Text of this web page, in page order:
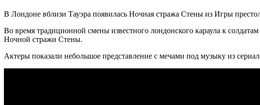
В Лондоне вблизи Тауэра появилась Ночная стража Стены из Игры
Во время традиционной смены известного лондонского караула к
Ночной стражи Стены.
Актеры показали небольшое представление с мечами под музыку из